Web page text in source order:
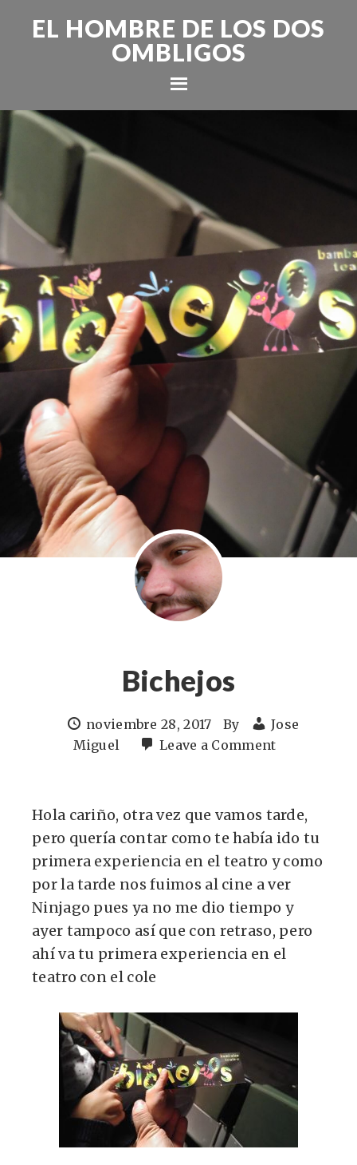
EL HOMBRE DE LOS DOS
OMBLIGOS
Bichejos
noviembre 28, 2017 By
Jose
Miguel
Leave a Comment
Hola cariño, otra vez que vamos tarde,
pero quería contar como te había ido tu
primera experiencia en el teatro y como
por la tarde nos fuimos al cine a ver
Ninjago pues ya no me dio tiempo y
ayer tampoco así que con retraso, pero
ahí va tu primera experiencia en el
teatro con el cole